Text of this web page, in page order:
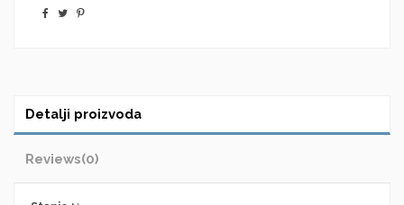
Detalji proizvoda
Reviews(0)